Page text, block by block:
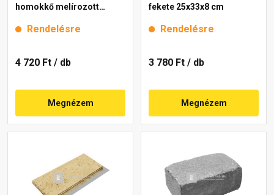
homokkő melírozott
Rendelésre
4 720 Ft / db
Megnézem
fekete 25x33x8 cm
Rendelésre
3 780 Ft / db
Megnézem